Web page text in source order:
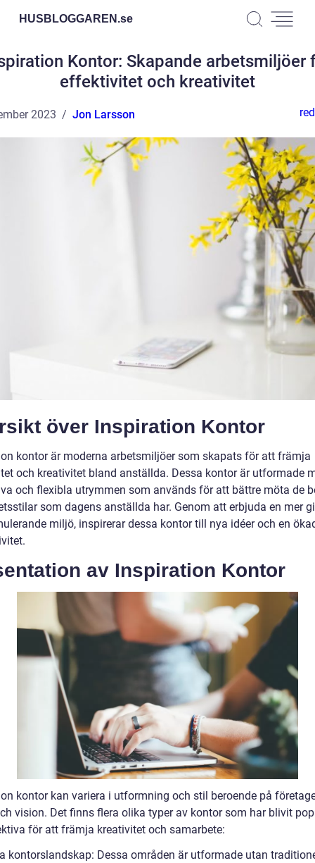
HUSBLOGGAREN.se
Kontor: Skapande arbetsmiljöer
effektivitet och kreativitet
2023 Jon Larsson
över Inspiration Kontor
kontor är moderna arbetsmiljöer som skapats för att främja
och kreativitet bland anställda. Dessa kontor är utformade
och flexibla utrymmen som används för att bättre möta de
som dagens anställda har. Genom att erbjuda en mer
miljö, inspirerar dessa kontor till nya idéer och en
av Inspiration Kontor
kontor kan variera i utformning och stil beroende på
vision. Det finns flera olika typer av kontor som har blivit
för att främja kreativitet och samarbete:
kontorslandskap: Dessa områden är utformade utan